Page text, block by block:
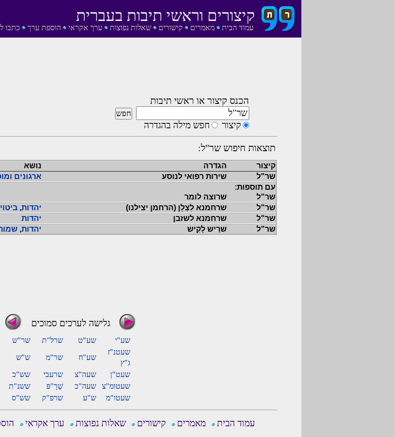
עמוד הבית מאמרים קישורים שאלות נפוצות ערך אקראי הוספת ערך כתבו
קיצורים וראשי תיבות בעברית
הכנס קיצור או ראשי תיבות
קיצור חפש מילה בהגדרה
תוצאות חיפוש שר"ל:
קיצור הגדרה נושא
שר"ל
שירות רפואי לנוסע ארגונים
עם תוספות:
שר"ל
שרוצה לומר
שר"ל
שרחמנא לִצְלָן (הרחמן יצילנו) יהדות,
שר"ל
שרחמנא לשזבן
יהדות
שר"ל
שרֵיש לָקִיש יהדות,
גלישה לערכים סמוכים
שע"י שע"ט שרל"ת
שר"ש
שעטנ"ז
ג"ץ
שע"ח שר"מ ש"ש
שעט"ן שעה"צ שרעבי
שש"כ
שעטומ"צ
שעה"כ שָׁרָ"פּ
ששנ"ת
שעטו"מ
ש"ע שרפ"ק שש"ס
עמוד הבית מאמרים קישורים שאלות נפוצות ערך אקראי